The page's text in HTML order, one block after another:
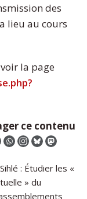
des
lieu au cours
la page
ce contenu
: Étudier les «
» du